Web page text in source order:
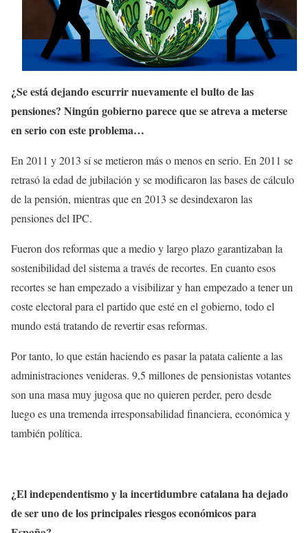
¿Se está dejando escurrir nuevamente el bulto de las
pensiones? Ningún gobierno parece que se atreva a meterse
en serio con este problema…
En 2011 y 2013 sí se metieron más o menos en serio. En 2011 se
retrasó la edad de jubilación y se modificaron las bases de cálculo
de la pensión, mientras que en 2013 se desindexaron las
pensiones del IPC.
Fueron dos reformas que a medio y largo plazo garantizaban la
sostenibilidad del sistema a través de recortes. En cuanto esos
recortes se han empezado a visibilizar y han empezado a tener un
coste electoral para el partido que esté en el gobierno, todo el
mundo está tratando de revertir esas reformas.
Por tanto, lo que están haciendo es pasar la patata caliente a las
administraciones venideras. 9,5 millones de pensionistas votantes
son una masa muy jugosa que no quieren perder, pero desde
luego es una tremenda irresponsabilidad financiera, económica y
también política.
¿El independentismo y la incertidumbre catalana ha dejado
de ser uno de los principales riesgos económicos para